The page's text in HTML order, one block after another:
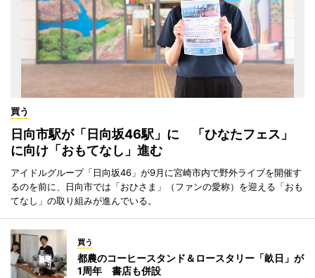
買う
日向市駅が「日向坂46駅」に 「ひなたフェス」
に向け「おもてなし」進む
アイドルグループ「日向坂46」が9月に宮崎市内で野外ライブを開催す
るのを前に、日向市では「おひさま」（ファンの愛称）を迎える「おも
てなし」の取り組みが進んでいる。
買う
都農のコーヒースタンド＆ロースタリー「畝日」が
1周年 書店も併設